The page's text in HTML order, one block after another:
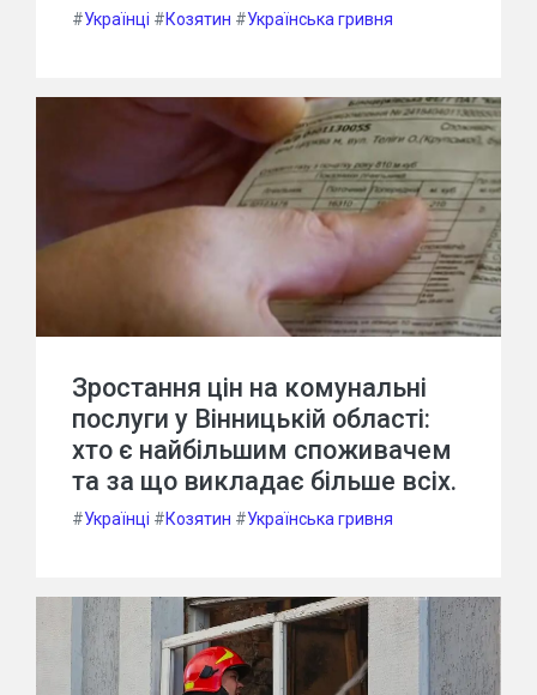
#Українці #Козятин #Українська гривня
Зростання цін на комунальні
послуги у Вінницькій області:
хто є найбільшим споживачем
та за що викладає більше всіх.
#Українці #Козятин #Українська гривня